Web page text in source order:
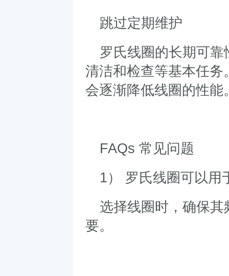
跳过定期维护
罗氏线圈的长期可
清洁和检查等基本任
会逐渐降低线圈的性能
FAQs 常见问题
1） 罗氏线圈可以用
选择线圈时，确保
要。